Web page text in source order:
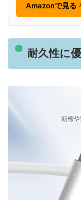
Amazonで見る
耐久性に